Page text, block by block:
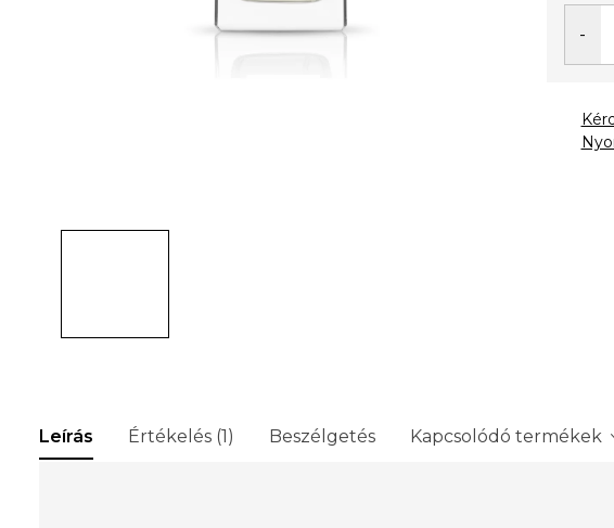
Leírás Értékelés (1) Beszélgetés Kapcsolódó termékek